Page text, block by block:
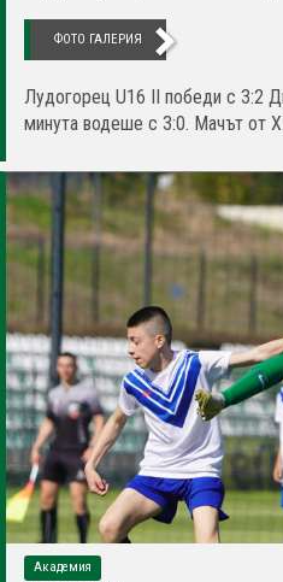
ФОТО ГАЛЕРИЯ
Лудогорец U16 II победи с 3:2
минута водеше с 3:0. Мачът от
Академия